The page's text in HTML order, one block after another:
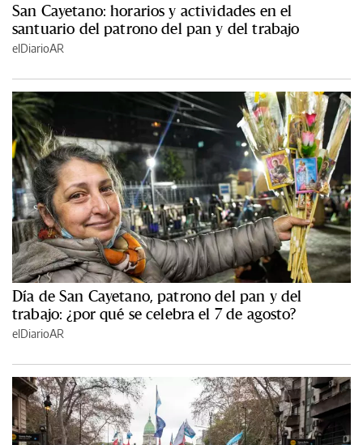
San Cayetano: horarios y actividades en el
santuario del patrono del pan y del trabajo
elDiarioAR
Día de San Cayetano, patrono del pan y del
trabajo: ¿por qué se celebra el 7 de agosto?
elDiarioAR